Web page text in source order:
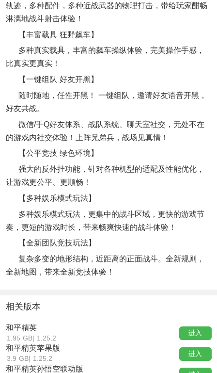
轨迹，多种配件，多种近战武器的物理打击，带给玩家酣畅
淋漓地战斗射击体验！
【丰富载具 狂野飙车】
多种真实载具，丰富的飙车操纵体验，完美操作手感，
比真实更真实！
【一键组队 好友开黑】
随时随地，任性开黑！ 一键组队，邀请好友语音开黑，
好友共战。
微信/手Q好友体系、战队系统、聊天室社交，无处不在
的游戏内社交体验！上阵兄弟兵，战场见真情！
【公平竞技 绿色环境】
强大的反外挂功能，针对各种机型的适配及性能优化，
让游戏更公平、更顺畅！
【多种娱乐模式玩法】
多种娱乐模式玩法，更集中的战斗区域，更快的游戏节
奏，更短的游戏时长，带来畅爽快速的战斗体验！
【全新团队竞技玩法】
复杂多变的地形结构，近距离的正面战斗。全新规则，
全新地图，带来全新竞技体验！
相关版本
和平精英
1.95 GB| 1.25.2
进入
和平精英苹果版
3.9 GB| 1.25.2
进入
和平精英孙悟空联动版